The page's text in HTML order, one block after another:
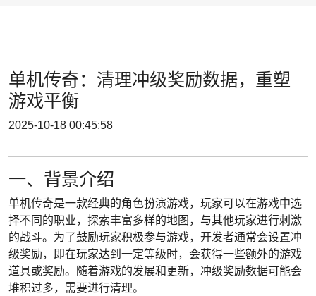
单机传奇：清理冲级奖励数据，重塑
游戏平衡
2025-10-18 00:45:58
一、背景介绍
单机传奇是一款经典的角色扮演游戏，玩家可以在游戏中选
择不同的职业，探索丰富多样的地图，与其他玩家进行刺激
的战斗。为了鼓励玩家积极参与游戏，开发者通常会设置冲
级奖励，即在玩家达到一定等级时，会获得一些额外的游戏
道具或奖励。随着游戏的发展和更新，冲级奖励数据可能会
堆积过多，需要进行清理。